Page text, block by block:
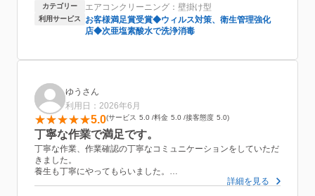
室外機もお願いしましたがトータルで一時間もかからずだったの
でまたお願いしたいです！
カテゴリー エアコンクリーニング：壁掛け型
利用サービス
お客様満足賞受賞◆ウィルス対策、衛生管理強化
店◆次亜塩素酸水で洗浄消毒
ゆうさん
利用日：2026年6月
5.0 サービス 5.0 料金 5.0 接客態度 5.0
丁寧な作業で満足です。
丁寧な作業、作業確認の丁寧なコミュニケーションをしていただ
きました。
養生も丁寧にやってもらいました。
詳細を見る